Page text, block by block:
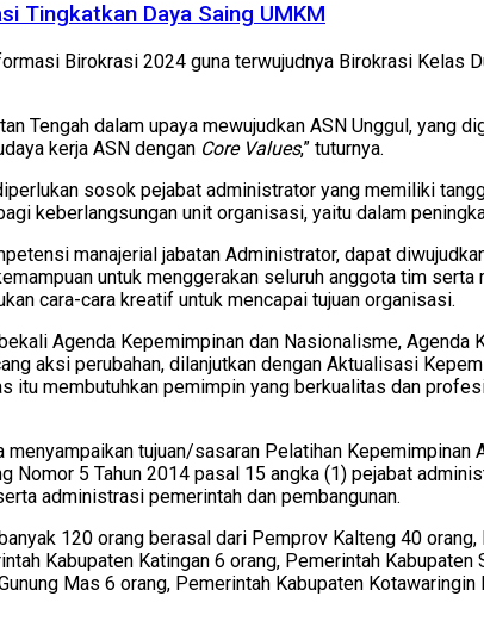
Tingkatkan Daya Saing UMKM
Birokrasi 2024 guna terwujudnya Birokrasi Kelas
Tengah dalam upaya mewujudkan ASN Unggul, yang
kerja ASN dengan Core Values,” tuturnya.
sosok pejabat administrator yang memiliki
keberlangsungan unit organisasi, yaitu dalam
manajerial jabatan Administrator, dapat
untuk menggerakan seluruh anggota tim
cara-cara kreatif untuk mencapai tujuan organisasi.
Agenda Kepemimpinan dan Nasionalisme, Agenda
aksi perubahan, dilanjutkan dengan Aktualisasi
itu membutuhkan pemimpin yang berkualitas dan
menyampaikan tujuan/sasaran Pelatihan
Nomor 5 Tahun 2014 pasal 15 angka (1) pejabat
administrasi pemerintah dan pembangunan.
120 orang berasal dari Pemprov Kalteng 40
Kabupaten Katingan 6 orang, Pemerintah
Mas 6 orang, Pemerintah Kabupaten